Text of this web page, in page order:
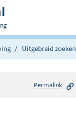
Uitgebreid zoeken
Permalink